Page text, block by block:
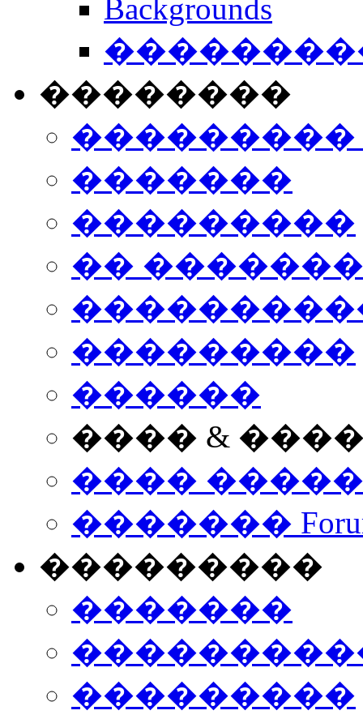
Backgrounds
��������
���������
�������
���������
��
���������
������
���� &
����
�������
���������
�������
���������